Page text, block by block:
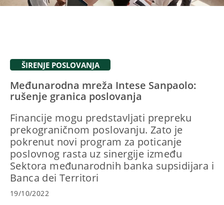
ŠIRENJE POSLOVANJA
Međunarodna mreža Intese Sanpaolo:
rušenje granica poslovanja
Financije mogu predstavljati prepreku
prekograničnom poslovanju. Zato je
pokrenut novi program za poticanje
poslovnog rasta uz sinergije između
Sektora međunarodnih banka supsidijara i
Banca dei Territori
19/10/2022